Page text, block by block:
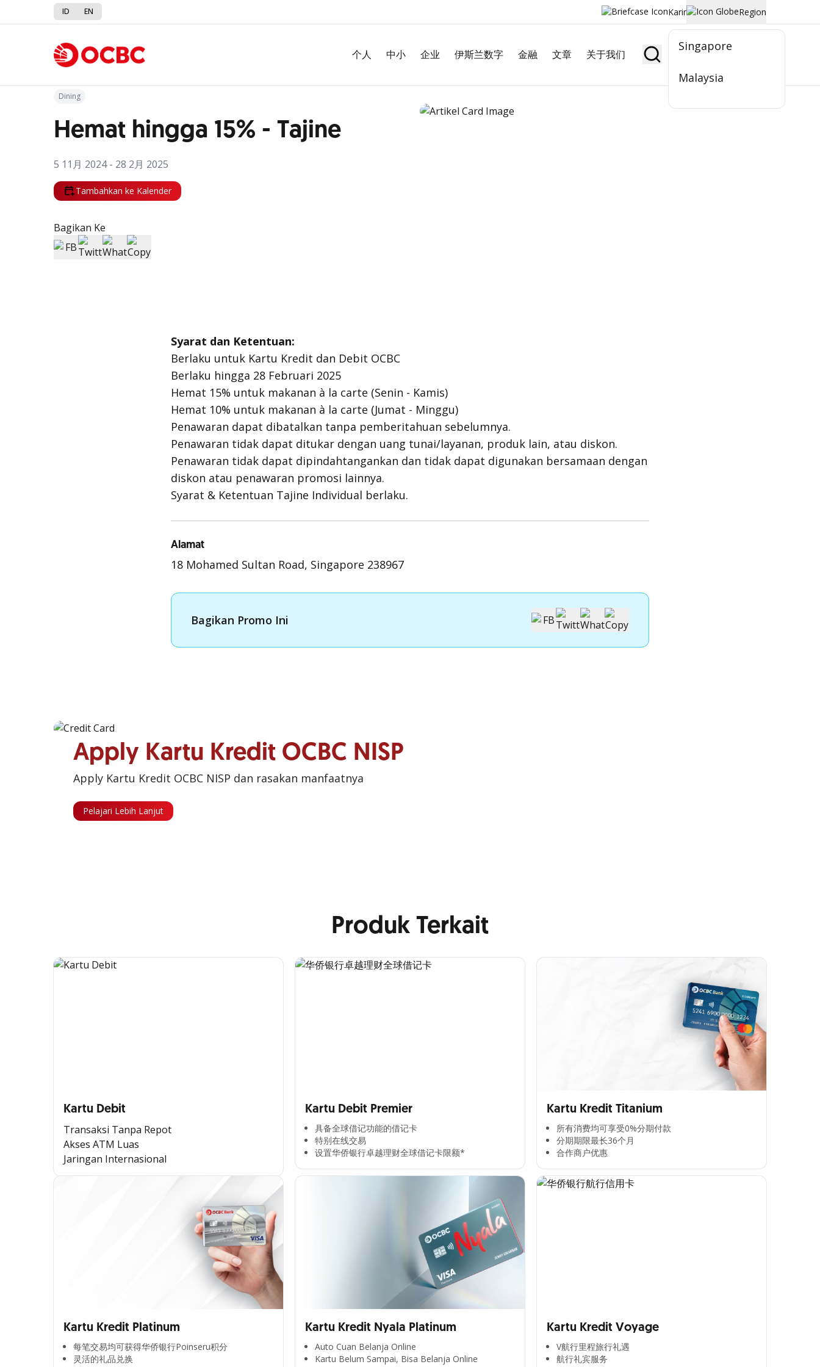
ID EN Karir Region
Singapore
Malaysia
个人 中小 企业 伊斯兰数字 金融 文章 关于我们 Jadi Nasabah
Kembali ke Promo
Dining
Hemat hingga 15% - Tajine
5 11月 2024 - 28 2月 2025
Tambahkan ke Kalender
Bagikan Ke
Syarat dan Ketentuan:
Berlaku untuk Kartu Kredit dan Debit OCBC
Berlaku hingga 28 Februari 2025
Hemat 15% untuk makanan à la carte (Senin - Kamis)
Hemat 10% untuk makanan à la carte (Jumat - Minggu)
Penawaran dapat dibatalkan tanpa pemberitahuan sebelumnya.
Penawaran tidak dapat ditukar dengan uang tunai/layanan, produk lain, atau diskon.
Penawaran tidak dapat dipindahtangankan dan tidak dapat digunakan bersamaan dengan
diskon atau penawaran promosi lainnya.
Syarat & Ketentuan Tajine Individual berlaku.
Alamat
18 Mohamed Sultan Road, Singapore 238967
Bagikan Promo Ini
Apply Kartu Kredit OCBC NISP
Apply Kartu Kredit OCBC NISP dan rasakan manfaatnya
Pelajari Lebih Lanjut
Produk Terkait
Kartu Debit
Transaksi Tanpa Repot
Akses ATM Luas
Jaringan Internasional
Kartu Debit Premier
具备全球借记功能的借记卡​
特别在线交易​
设置华侨银行卓越理财全球借记卡限额*​
Kartu Kredit Titanium
所有消费均可享受0%分期付款​
分期期限最长36个月​
合作商户优惠​
Kartu Kredit Platinum
每笔交易均可获得华侨银行Poinseru积分​
灵活的礼品兑换​
Kartu Kredit Nyala Platinum
Auto Cuan Belanja Online
Kartu Belum Sampai, Bisa Belanja Online
Kartu Kredit Voyage
V航行里程旅行礼遇
航行礼宾服务